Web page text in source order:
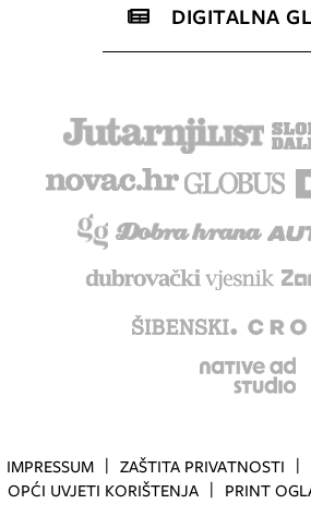
DIGITALNA
IMPRESSUM ZAŠTITA PRIVATNOSTI
OPĆI UVJETI KORIŠTENJA
PRINT